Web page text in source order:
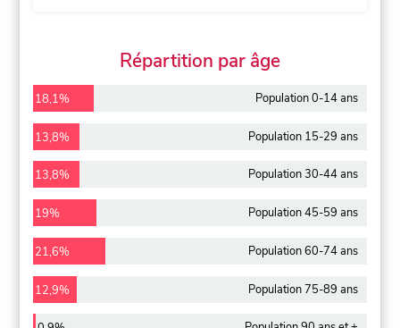
Répartition par âge
18,1% Population 0-14 ans
13,8% Population 15-29 ans
13,8% Population 30-44 ans
19% Population 45-59 ans
21,6% Population 60-74 ans
12,9% Population 75-89 ans